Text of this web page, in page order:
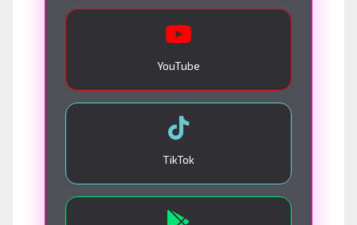
YouTube
TikTok